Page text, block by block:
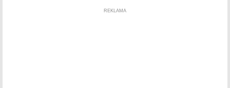
REKLAMA